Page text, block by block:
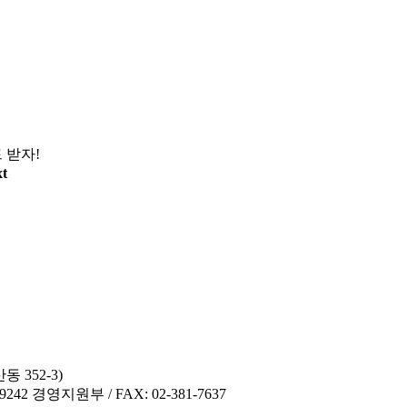
받자!
352-3)
경영지원부 / FAX: 02-381-7637